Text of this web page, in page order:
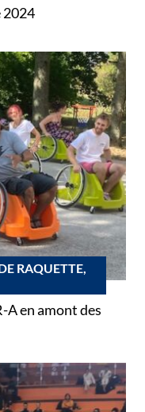
2024
RAQUETTE,
A en amont des